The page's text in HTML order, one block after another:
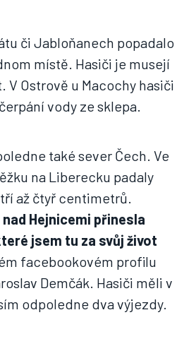
či Jabloňanech popadalo
místě. Hasiči je musejí
Ostrově u Macochy hasiči
vody ze sklepa.
také sever Čech. Ve
na Liberecku padaly
až čtyř centimetrů.
Hejnicemi přinesla
jsem tu za svůj život
facebookovém profilu
Demčák. Hasiči měli v
odpoledne dva výjezdy.